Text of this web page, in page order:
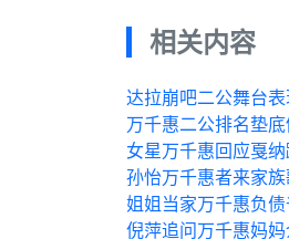
相关内容
达拉崩吧二公舞台
万千惠二公排名垫
女星万千惠回应戛
孙怡万千惠者来家
姐姐当家万千惠负
倪萍追问万千惠妈